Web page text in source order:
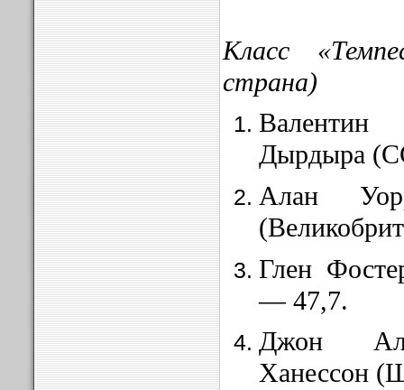
Класс
страна)
Дырдыра
Алан
Глен
— 47,7.
Джон
Ханессон